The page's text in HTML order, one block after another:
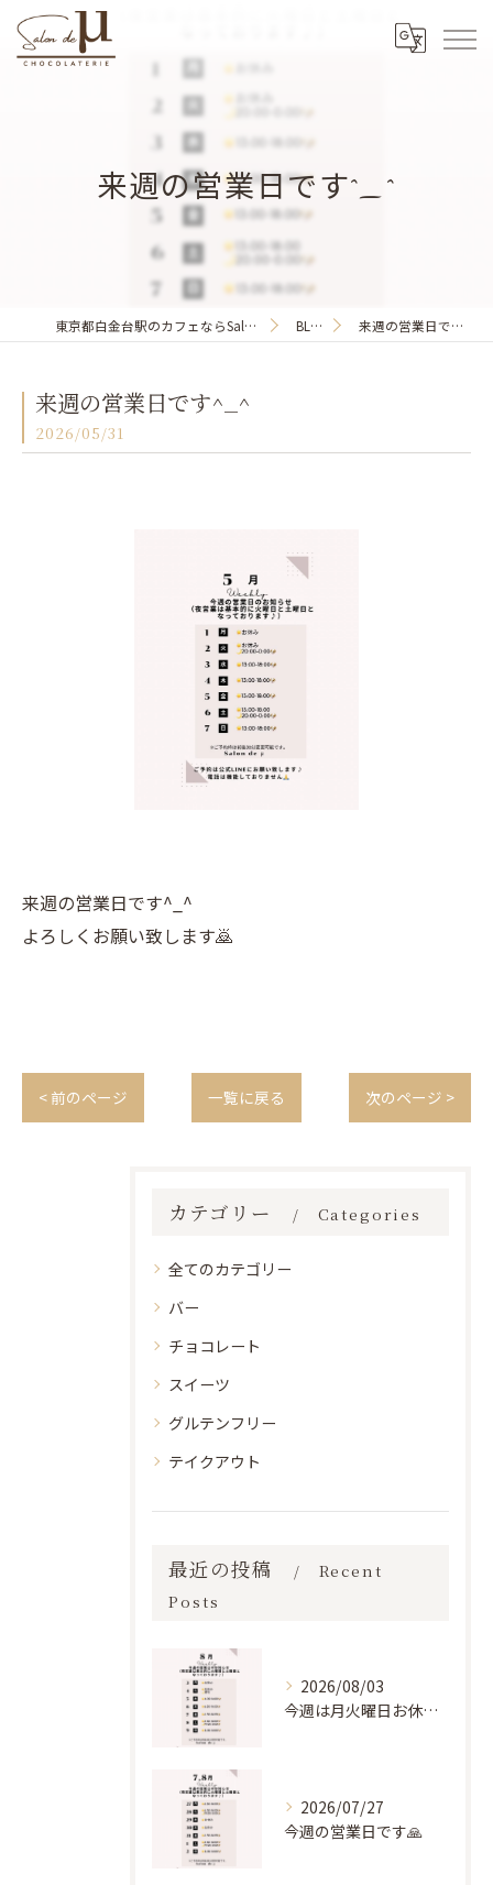
来週の営業日です^_^
東京都白金台駅のカフェならSalon de μ BLOG 来週の営業日です^_^
来週の営業日です^_^
2026/05/31
来週の営業日です^_^
よろしくお願い致します🙇
< 前のページ 一覧に戻る 次のページ >
カテゴリー Categories
全てのカテゴリー
バー
チョコレート
スイーツ
グルテンフリー
テイクアウト
最近の投稿
Recent
Posts
2026/08/03
今週は月火曜日お休みいただき、水木曜営業となります🥺🙏
2026/07/27
今週の営業日です🙏